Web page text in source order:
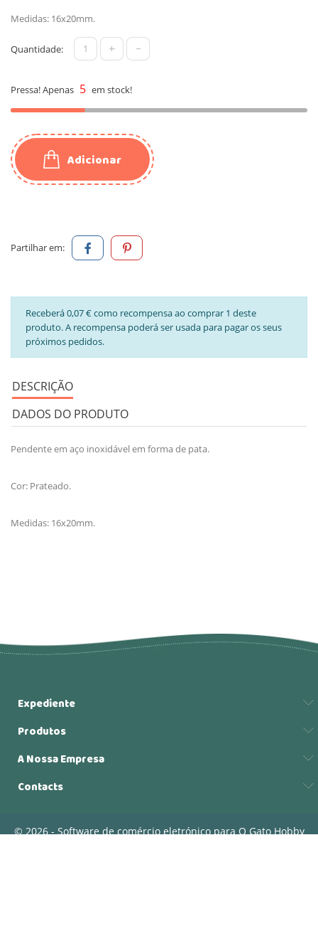
Medidas: 16x20mm.
Quantidade: + -
Pressa! Apenas 5 em stock!
Adicionar
Partilhar em:
Receberá 0,07 € como recompensa ao comprar 1 deste
produto. A recompensa poderá ser usada para pagar os seus
próximos pedidos.
DESCRIÇÃO
DADOS DO PRODUTO
Pendente em aço inoxidável em forma de pata.
Cor: Prateado.
Medidas: 16x20mm.
Expediente
Produtos
A Nossa Empresa
Contacts
© 2026 - Software de comércio eletrónico para O Gato Hobby